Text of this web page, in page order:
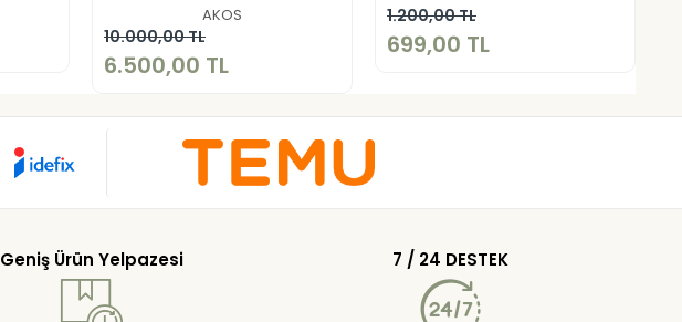
AKOS
10.000,00 TL
6.500,00 TL
Sepete Ekle
1.200,00 TL
699,00 TL
Sepete Ekle
Geniş Ürün Yelpazesi 7 / 24 DESTEK